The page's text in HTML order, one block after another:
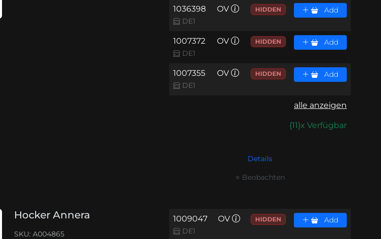
1036398
DE1
OV HIDDEN Add
1007372
DE1
OV HIDDEN Add
1007355
DE1
OV HIDDEN Add
alle anzeigen
{11}x Verfügbar
Details
⭐ Beobachten
Hocker Annera
SKU: A004865
1009047
DE1
OV HIDDEN Add